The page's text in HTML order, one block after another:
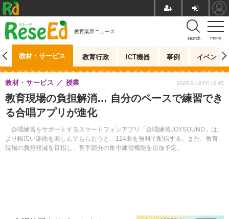
menu
search
教育業界ニュース
教材・サービス 教育行政 ICT機器 事例 イベント
教育現場の負担解消… 自分のペースで練習でき
る合唱アプリが進化
合唱練習をサポートするスマートフォンアプリ「合唱練習JOYSOUND」は、
より幅広い楽曲を楽しんでもらおうと、124曲を無料で配信する。また、教育
現場の負担軽減を目指し、苦手部分の集中練習機能を追加予定。
教材・サービス 授業 2025.9.12 Fri 12:45